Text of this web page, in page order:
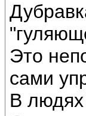
Это
сами
В людях